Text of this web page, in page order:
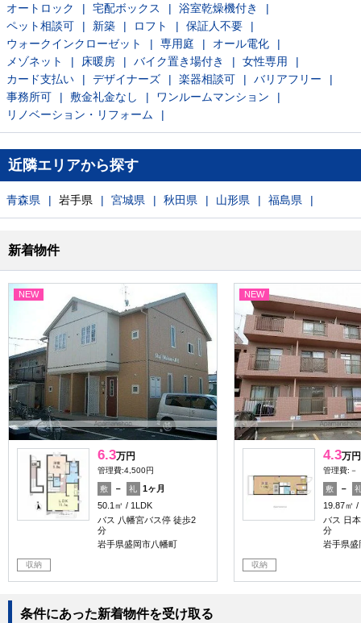
オートロック
宅配ボックス
浴室乾燥機付き
ペット相談可
新築 ロフト
保証人不要
ウォークインクローゼット
専用庭
オール電化
メゾネット
床暖房 バイク置き場付き
女性専用
カード支払い
デザイナーズ 楽器相談可
バリアフリー
事務所可
敷金礼金なし
ワンルームマンション
リノベーション・リフォーム
近隣エリアから探す
青森県 岩手県 宮城県 秋田県 山形県 福島県
新着物件
NEW
6.3万円
管理費:4,500円
敷 － 礼
1ヶ月
50.1㎡
1LDK
バス 八幡宮バス停 徒歩2
分
岩手県盛岡市八幡町
収納
NEW
4.3万円
管理費:－
敷 －
19.87㎡
バス 日
分
岩手県盛
収納
条件にあった新着物件を受け取る